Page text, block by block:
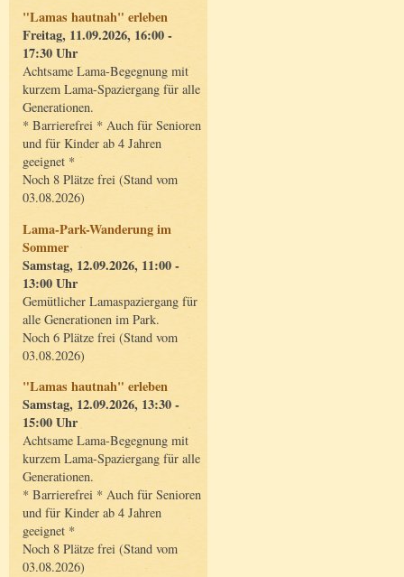
"Lamas hautnah" erleben
Freitag, 11.09.2026, 16:00 -
17:30 Uhr
Achtsame Lama-Begegnung mit
kurzem Lama-Spaziergang für alle
Generationen.
* Barrierefrei * Auch für Senioren
und für Kinder ab 4 Jahren
geeignet *
Noch 8 Plätze frei (Stand vom
03.08.2026)
Lama-Park-Wanderung im
Sommer
Samstag, 12.09.2026, 11:00 -
13:00 Uhr
Gemütlicher Lamaspaziergang für
alle Generationen im Park.
Noch 6 Plätze frei (Stand vom
03.08.2026)
"Lamas hautnah" erleben
Samstag, 12.09.2026, 13:30 -
15:00 Uhr
Achtsame Lama-Begegnung mit
kurzem Lama-Spaziergang für alle
Generationen.
* Barrierefrei * Auch für Senioren
und für Kinder ab 4 Jahren
geeignet *
Noch 8 Plätze frei (Stand vom
03.08.2026)